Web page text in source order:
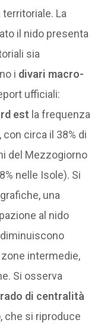
La
il nido presenta
sia
i divari macro-
ufficiali:
est la frequenza
circa il 38% di
del Mezzogiorno
nelle Isole). Si
una
al nido
intermedie,
Si osserva
di centralità
che si riproduce